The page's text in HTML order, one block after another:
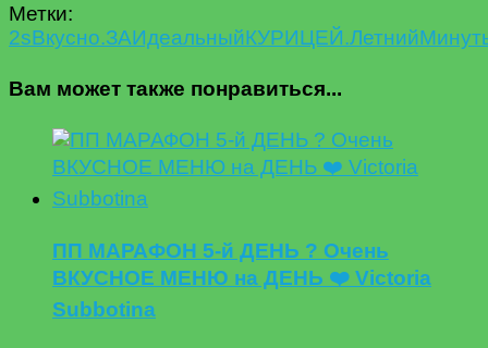
Метки:
2sВкусно.ЗАИдеальныйКУРИЦЕЙ.Летний
Вам может также понравиться...
ПП МАРАФОН 5-й ДЕНЬ ? Очень
ВКУСНОЕ МЕНЮ на ДЕНЬ ❤️ Victoria
Subbotina